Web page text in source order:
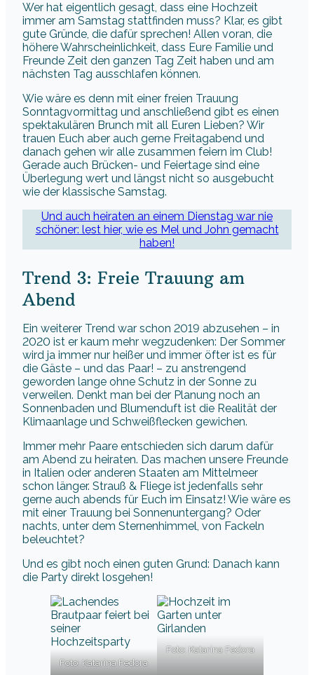
Wer hat eigentlich gesagt, dass eine Hochzeit
immer am Samstag stattfinden muss? Klar, es gibt
gute Gründe, die dafür sprechen! Allen voran, die
höhere Wahrscheinlichkeit, dass Eure Familie und
Freunde Zeit den ganzen Tag Zeit haben und am
nächsten Tag ausschlafen können.
Wie wäre es denn mit einer freien Trauung
Sonntagvormittag und anschließend gibt es einen
spektakulären Brunch mit all Euren Lieben? Wir
trauen Euch aber auch gerne Freitagabend und
danach gehen wir alle zusammen feiern im Club!
Gerade auch Brücken- und Feiertage sind eine
Überlegung wert und längst nicht so ausgebucht
wie der klassische Samstag.
Und auch heiraten an einem Dienstag war nie
schöner: lest hier, wie es Mel und John gemacht
haben!
Trend 3: Freie Trauung am
Abend
Ein weiterer Trend war schon 2019 abzusehen – in
2020 ist er kaum mehr wegzudenken: Der Sommer
wird ja immer nur heißer und immer öfter ist es für
die Gäste – und das Paar! – zu anstrengend
geworden lange ohne Schutz in der Sonne zu
verweilen. Denkt man bei der Planung noch an
Sonnenbaden und Blumenduft ist die Realität der
Klimaanlage und Schweißflecken gewichen.
Immer mehr Paare entschieden sich darum dafür
am Abend zu heiraten. Das machen unsere Freunde
in Italien oder anderen Staaten am Mittelmeer
schon länger. Strauß & Fliege ist jedenfalls sehr
gerne auch abends für Euch im Einsatz! Wie wäre es
mit einer Trauung bei Sonnenuntergang? Oder
nachts, unter dem Sternenhimmel, von Fackeln
beleuchtet?
Und es gibt noch einen guten Grund: Danach kann
die Party direkt losgehen!
Foto: Katarina Fedora
Foto: Katarina Fedora